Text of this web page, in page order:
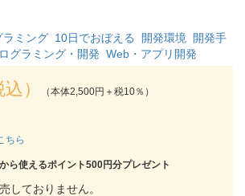
ラミング 10日でおぼえる 開発環境
開発手
グラミング・開発 Web・アプリ開発
） （本体2,500円＋税10％）
ちら
ら使えるポイント500円分プレゼント
しておりません。